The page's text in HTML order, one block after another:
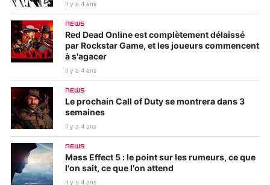
Il y a 4 ans
NEWS
Red Dead Online est complètement délaissé
par Rockstar Game, et les joueurs commencent
à s'agacer
Il y a 4 ans
NEWS
Le prochain Call of Duty se montrera dans 3
semaines
Il y a 4 ans
NEWS
Mass Effect 5 : le point sur les rumeurs, ce que
l'on sait, ce que l'on attend
Il y a 4 ans